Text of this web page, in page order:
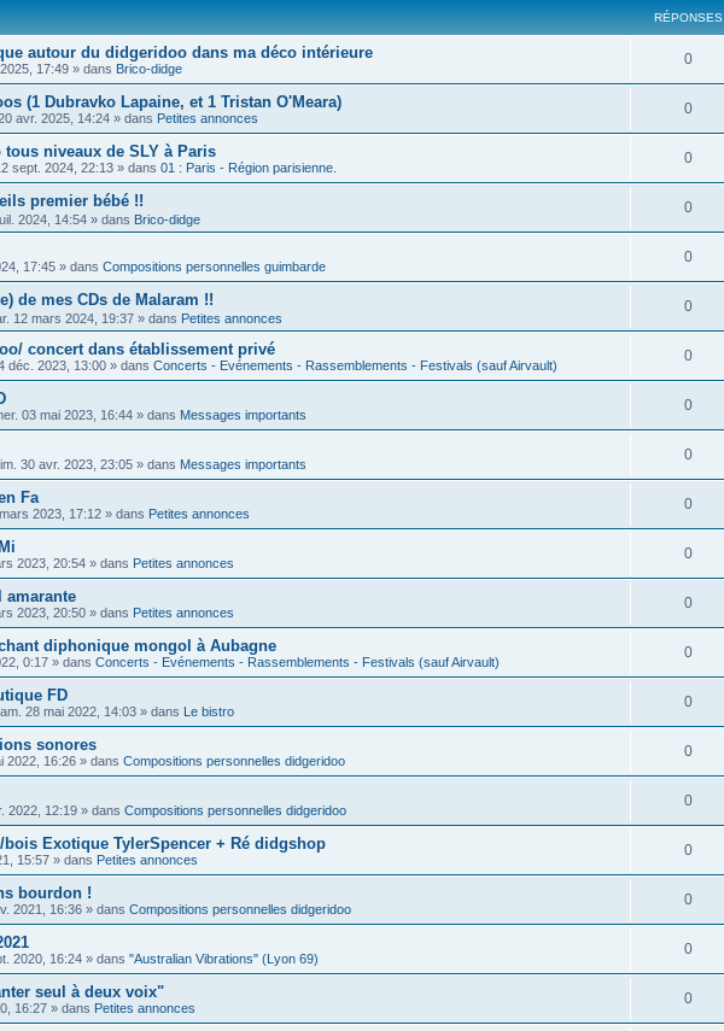
RÉPONSES
autour du didgeridoo dans ma déco intérieure
17:49 » dans Brico-didge
0
(1 Dubravko Lapaine, et 1 Tristan O'Meara)
avr. 2025, 14:24 » dans Petites annonces
0
niveaux de SLY à Paris
sept. 2024, 22:13 » dans 01 : Paris - Région parisienne.
0
premier bébé !!
2024, 14:54 » dans Brico-didge
0
17:45 » dans Compositions personnelles guimbarde
0
de mes CDs de Malaram !!
12 mars 2024, 19:37 » dans Petites annonces
0
concert dans établissement privé
déc. 2023, 13:00 » dans Concerts - Evénements - Rassemblements - Festivals (sauf Airvault)
0
03 mai 2023, 16:44 » dans Messages importants
0
30 avr. 2023, 23:05 » dans Messages importants
0
Fa
2023, 17:12 » dans Petites annonces
0
2023, 20:54 » dans Petites annonces
0
2023, 20:50 » dans Petites annonces
0
diphonique mongol à Aubagne
0:17 » dans Concerts - Evénements - Rassemblements - Festivals (sauf Airvault)
0
FD
28 mai 2022, 14:03 » dans Le bistro
0
sonores
2022, 16:26 » dans Compositions personnelles didgeridoo
0
2022, 12:19 » dans Compositions personnelles didgeridoo
0
bois Exotique TylerSpencer + Ré didgshop
15:57 » dans Petites annonces
0
bourdon !
2021, 16:36 » dans Compositions personnelles didgeridoo
0
2020, 16:24 » dans "Australian Vibrations" (Lyon 69)
0
seul à deux voix"
16:27 » dans Petites annonces
0